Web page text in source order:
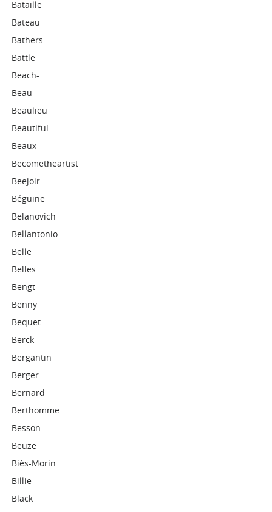
Bataille
Bateau
Bathers
Battle
Beach-
Beau
Beaulieu
Beautiful
Beaux
Becometheartist
Beejoir
Béguine
Belanovich
Bellantonio
Belle
Belles
Bengt
Benny
Bequet
Berck
Bergantin
Berger
Bernard
Berthomme
Besson
Beuze
Biès-Morin
Billie
Black